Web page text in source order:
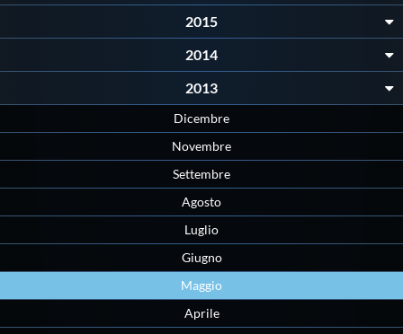
Qualità
2015
2014
2013
Dicembre
Novembre
Settembre
Agosto
Luglio
Giugno
Maggio
Aprile